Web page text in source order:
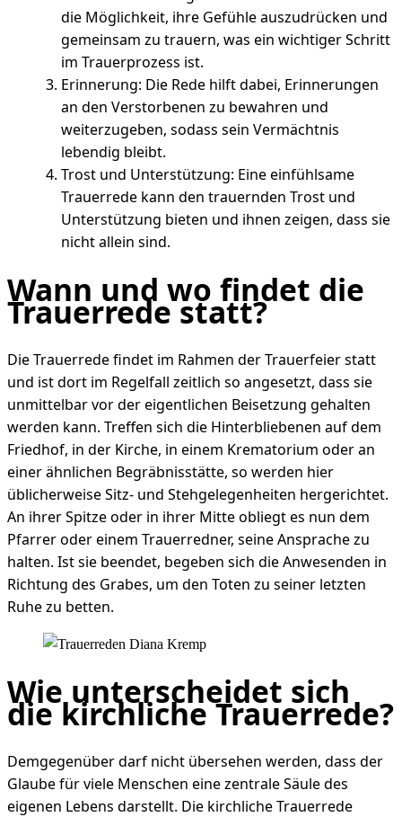
die Möglichkeit, ihre Gefühle auszudrücken und
gemeinsam zu trauern, was ein wichtiger Schritt
im Trauerprozess ist.
Erinnerung: Die Rede hilft dabei, Erinnerungen
an den Verstorbenen zu bewahren und
weiterzugeben, sodass sein Vermächtnis
lebendig bleibt.
Trost und Unterstützung: Eine einfühlsame
Trauerrede kann den trauernden Trost und
Unterstützung bieten und ihnen zeigen, dass sie
nicht allein sind.
Wann und wo findet die
Trauerrede statt?
Die Trauerrede findet im Rahmen der Trauerfeier statt
und ist dort im Regelfall zeitlich so angesetzt, dass sie
unmittelbar vor der eigentlichen Beisetzung gehalten
werden kann. Treffen sich die Hinterbliebenen auf dem
Friedhof, in der Kirche, in einem Krematorium oder an
einer ähnlichen Begräbnisstätte, so werden hier
üblicherweise Sitz- und Stehgelegenheiten hergerichtet.
An ihrer Spitze oder in ihrer Mitte obliegt es nun dem
Pfarrer oder einem Trauerredner, seine Ansprache zu
halten. Ist sie beendet, begeben sich die Anwesenden in
Richtung des Grabes, um den Toten zu seiner letzten
Ruhe zu betten.
Wie unterscheidet sich
die kirchliche Trauerrede?
Demgegenüber darf nicht übersehen werden, dass der
Glaube für viele Menschen eine zentrale Säule des
eigenen Lebens darstellt. Die kirchliche Trauerrede